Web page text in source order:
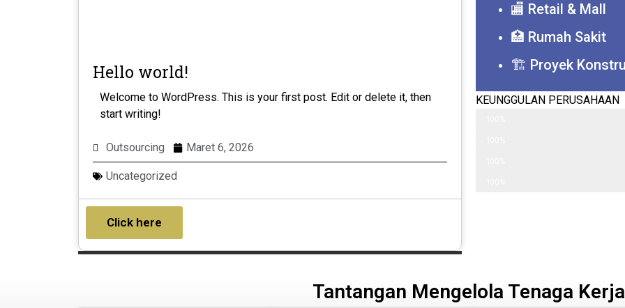
Hello world!
Welcome to WordPress. This is your first post. Edit or delete it, then
start writing!
Outsourcing Maret 6, 2026
Uncategorized
Click here
🏬 Retail & Mall
🏥 Rumah Sakit
🏗 Proyek
KEUNGGULAN PERUSAHAAN
Tantangan Mengelola Tenaga Kerja